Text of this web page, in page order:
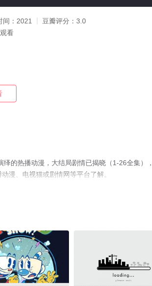
间： 2021 豆瓣评分： 3.0
看
的热播动漫，大结局剧情已揭晓（1-26全集）
漫、电视猫或剧情网等平台了解。